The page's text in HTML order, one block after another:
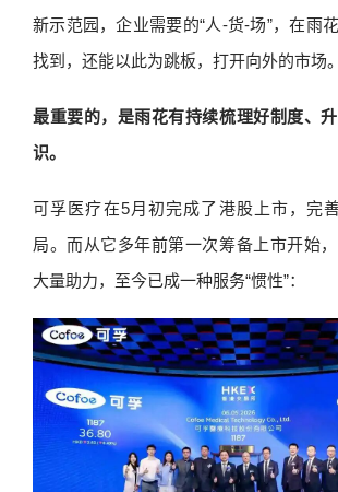
新示范园，企业需要的“人-货-场”，在雨
找到，还能以此为跳板，打开向外的市场。
最重要的，是雨花有持续梳理好制度、
识。
可孚医疗在5月初完成了港股上市，完
局。而从它多年前第一次筹备上市开始
大量助力，至今已成一种服务“惯性”：